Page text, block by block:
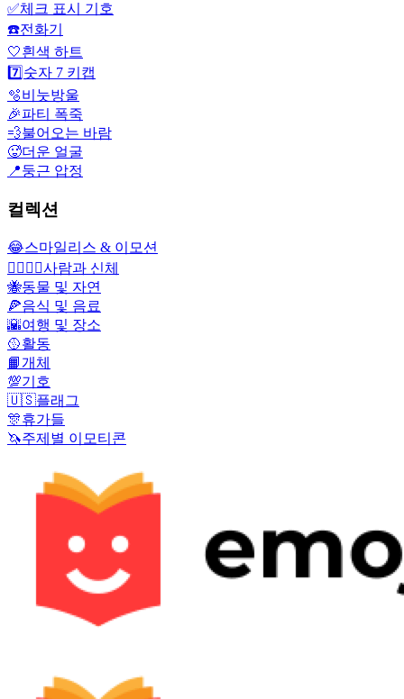
✅체크 표시 기호
☎️전화기
🤍흰색 하트
7️⃣ 숫자 7 키캡
🫧비눗방울
🎉파티 폭죽
💨불어오는 바람
🥵더운 얼굴
📍둥근 압정
컬렉션
😂스마일리스 & 이모션
👩‍❤️‍💋‍👨사람과 신체
🐝동물 및 자연
🍕음식 및 음료
🌇여행 및 장소
🥎활동
📙개체
💯기호
🇺🇸플래그
🎊휴가들
🦄주제별 이모티콘